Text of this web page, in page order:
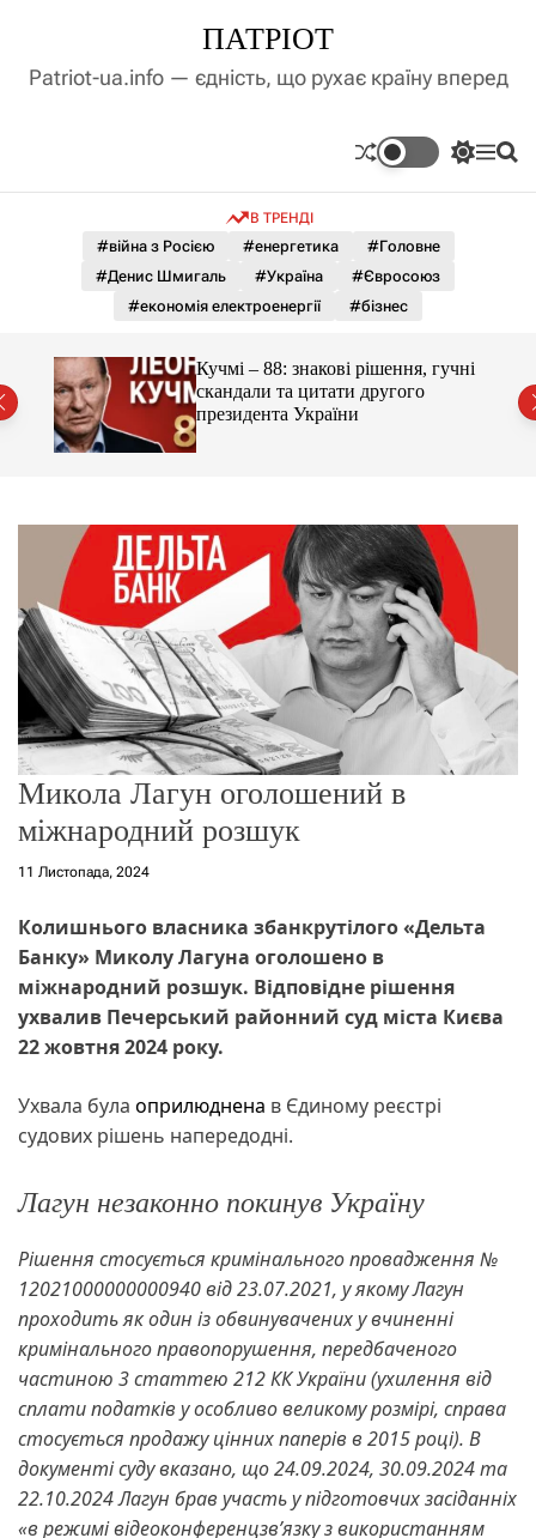
д
у
ПАТРІОТ
Patriot-ua.info — єдність, що рухає країну вперед
П
м
к
о
л
г
о
р
е
ж
и
м
у
М П
В ТРЕНДІ
#війна з Росією #енергетика
#Головне
#Денис Шмигаль
#Україна
#Євросоюз
#економія електроенергії
#бізнес
Кучмі – 88: знакові рішення, гучні
скандали та цитати другого
президента України
Микола Лагун оголошений в
міжнародний розшук
11 Листопада, 2024
Колишнього власника збанкрутілого «Дельта
Банку» Миколу Лагуна оголошено в
міжнародний розшук. Відповідне рішення
ухвалив Печерський районний суд міста Києва
22 жовтня 2024 року.
Ухвала була оприлюднена в Єдиному реєстрі
судових рішень напередодні.
Лагун незаконно покинув Україну
Рішення стосується кримінального провадження №
12021000000000940 від 23.07.2021, у якому Лагун
проходить як один із обвинувачених у вчиненні
кримінального правопорушення, передбаченого
частиною 3 статтею 212 КК України (ухилення від
сплати податків у особливо великому розмірі, справа
стосується продажу цінних паперів в 2015 році). В
документі суду вказано, що 24.09.2024, 30.09.2024 та
22.10.2024 Лагун брав участь у підготовчих засіданніх
«в режимі відеоконференцзвʼязку з використанням